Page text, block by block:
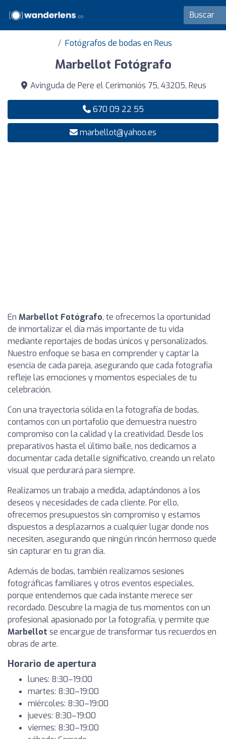
Fotógrafos de bodas en Reus
Marbellot Fotógrafo
Avinguda de Pere el Cerimoniós 75, 43205, Reus
670 09 22 55
marbellot@yahoo.es
En Marbellot Fotógrafo, te ofrecemos la oportunidad
de inmortalizar el día más importante de tu vida
mediante reportajes de bodas únicos y personalizados.
Nuestro enfoque se basa en comprender y captar la
esencia de cada pareja, asegurando que cada fotografía
refleje las emociones y momentos especiales de tu
celebración.
Con una trayectoria sólida en la fotografía de bodas,
contamos con un portafolio que demuestra nuestro
compromiso con la calidad y la creatividad. Desde los
preparativos hasta el último baile, nos dedicamos a
documentar cada detalle significativo, creando un relato
visual que perdurará para siempre.
Realizamos un trabajo a medida, adaptándonos a los
deseos y necesidades de cada cliente. Por ello,
ofrecemos presupuestos sin compromiso y estamos
dispuestos a desplazarnos a cualquier lugar donde nos
necesiten, asegurando que ningún rincón hermoso quede
sin capturar en tu gran día.
Además de bodas, también realizamos sesiones
fotográficas familiares y otros eventos especiales,
porque entendemos que cada instante merece ser
recordado. Descubre la magia de tus momentos con un
profesional apasionado por la fotografía, y permite que
Marbellot se encargue de transformar tus recuerdos en
obras de arte.
Horario de apertura
lunes: 8:30–19:00
martes: 8:30–19:00
miércoles: 8:30–19:00
jueves: 8:30–19:00
viernes: 8:30–19:00